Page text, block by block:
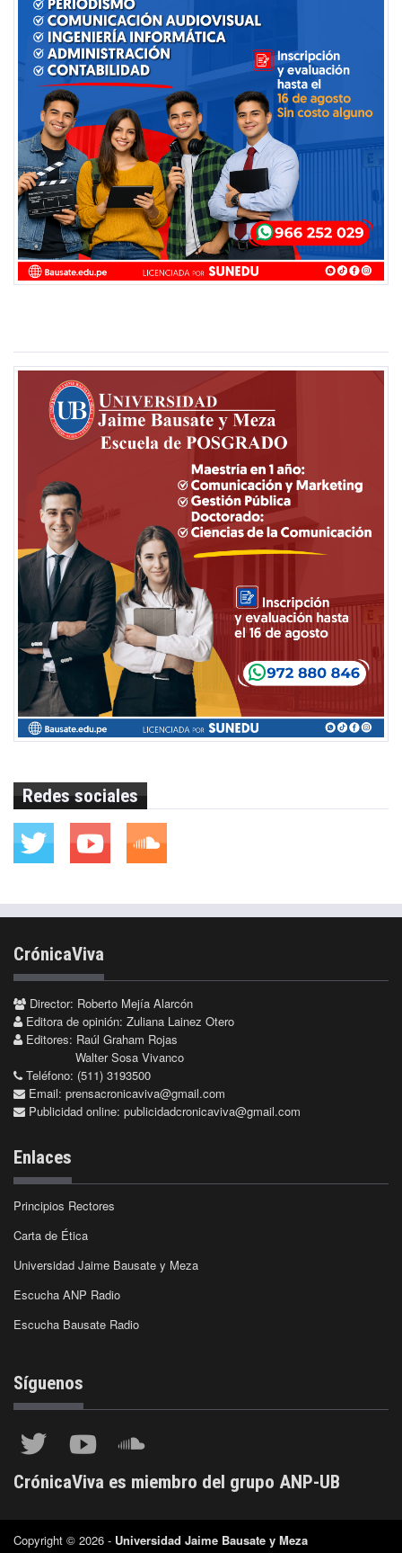
Redes sociales
CrónicaViva
Director: Roberto Mejía Alarcón
Editora de opinión: Zuliana Lainez Otero
Editores: Raúl Graham Rojas
Walter Sosa Vivanco
Teléfono: (511) 3193500
Email: prensacronicaviva@gmail.com
Publicidad online: publicidadcronicaviva@gmail.com
Enlaces
Principios Rectores
Carta de Ética
Universidad Jaime Bausate y Meza
Escucha ANP Radio
Escucha Bausate Radio
Síguenos
CrónicaViva es miembro del grupo ANP-UB
Copyright © 2026 - Universidad Jaime Bausate y Meza